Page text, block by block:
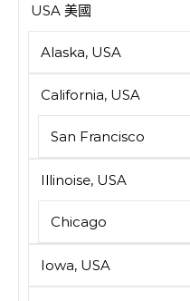
USA 美國
Alaska, USA
California, USA
San Francisco
Illinoise, USA
Chicago
Iowa, USA